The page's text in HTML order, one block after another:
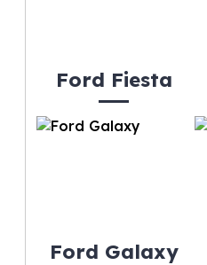
Ford Fiesta
Ford Galaxy